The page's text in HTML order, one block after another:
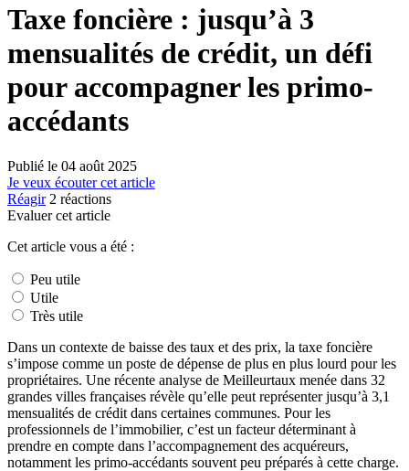
Taxe foncière : jusqu’à 3
mensualités de crédit, un défi
pour accompagner les primo-
accédants
Publié le 04 août 2025
Je veux écouter cet article
Réagir 2 réactions
Evaluer cet article
Cet article vous a été :
Peu utile
Utile
Très utile
Dans un contexte de baisse des taux et des prix, la taxe foncière
s’impose comme un poste de dépense de plus en plus lourd pour les
propriétaires. Une récente analyse de Meilleurtaux menée dans 32
grandes villes françaises révèle qu’elle peut représenter jusqu’à 3,1
mensualités de crédit dans certaines communes. Pour les
professionnels de l’immobilier, c’est un facteur déterminant à
prendre en compte dans l’accompagnement des acquéreurs,
notamment les primo-accédants souvent peu préparés à cette charge.